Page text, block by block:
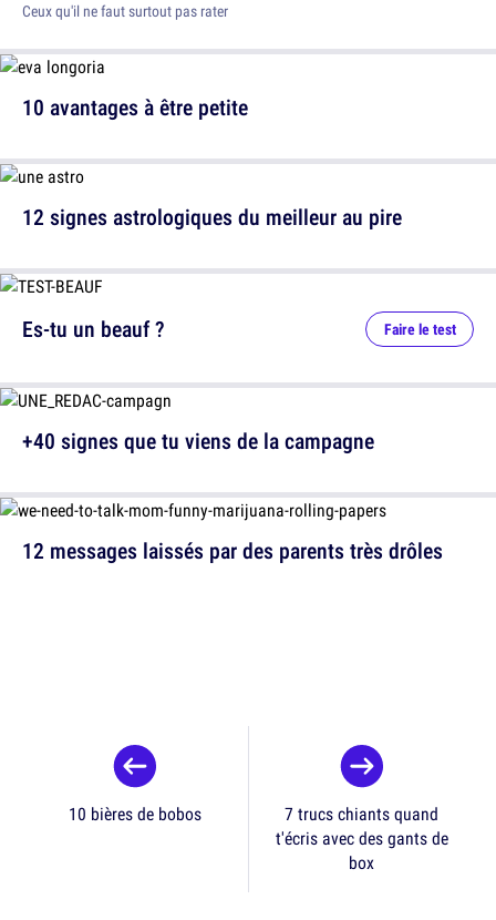
Ceux qu'il ne faut surtout pas rater
10 avantages à être petite
12 signes astrologiques du meilleur au pire
12 messages laissés par des parents très drôles
Es-tu un beauf ? Faire le test
+40 signes que tu viens de la campagne
10 bières de bobos
7 trucs chiants quand
t'écris avec des gants de
box